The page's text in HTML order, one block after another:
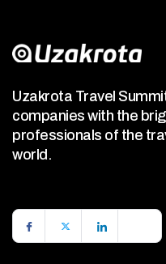
Uzakrota Travel
companies with the
professionals of the
world.